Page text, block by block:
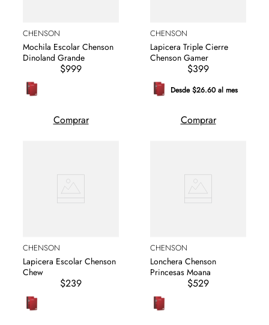
CHENSON
Mochila Escolar Chenson
Dinoland Grande
$999
Comprar
CHENSON
Lapicera Triple Cierre
Chenson Gamer
$399
Desde $26.60 al mes
Comprar
CHENSON
Lapicera Escolar Chenson
Chew
$239
CHENSON
Lonchera Chenson
Princesas Moana
$529